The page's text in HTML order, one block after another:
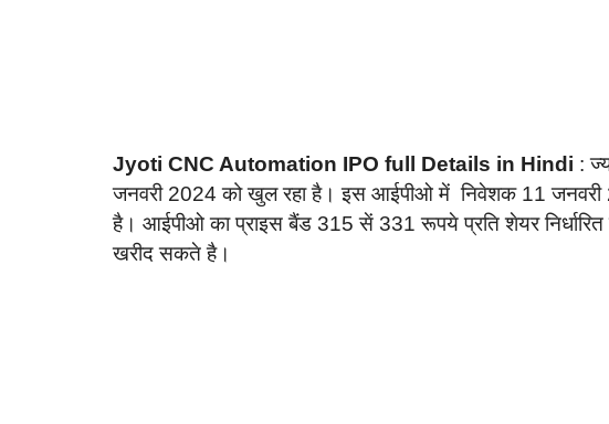
Jyoti CNC Automation IPO full Details in Hindi :
जनवरी 2024 को खुल रहा है। इस आईपीओ में निवेशक 11
है। आईपीओ का प्राइस बैंड 315 सें 331 रूपये प्रति शेयर
खरीद सकते है।